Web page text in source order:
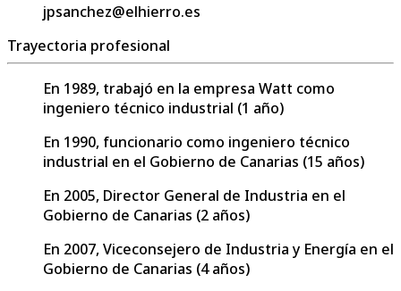
jpsanchez@elhierro.es
Trayectoria profesional
En 1989, trabajó en la empresa Watt como
ingeniero técnico industrial (1 año)
En 1990, funcionario como ingeniero técnico
industrial en el Gobierno de Canarias (15 años)
En 2005, Director General de Industria en el
Gobierno de Canarias (2 años)
En 2007, Viceconsejero de Industria y Energía en el
Gobierno de Canarias (4 años)